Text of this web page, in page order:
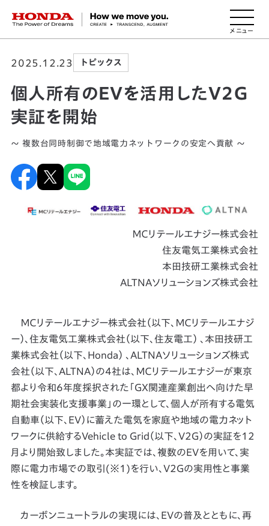
HONDA The Power of Dreams
2025.12.23 トピックス
個人所有のEVを活用したV2G
実証を開始
～ 複数台同時制御で地域電力ネットワークの安定へ貢献 ～
ＭＣリテールエナジー株式会社
住友電気工業株式会社
本田技研工業株式会社
ALTNAソリューションズ株式会社
ＭＣリテールエナジー株式会社（以下、ＭＣリテールエナジ
ー）、住友電気工業株式会社（以下、住友電工） 、本田技研工
業株式会社（以下、Honda） 、ALTNAソリューションズ株式
会社（以下、ALTNA）の4社は、ＭＣリテールエナジーが東京
都より令和6年度採択された「GX関連産業創出へ向けた早
期社会実装化支援事業」の一環として、個人が所有する電気
自動車（以下、EV）に蓄えた電気を家庭や地域の電力ネット
ワークに供給するVehicle to Grid（以下、V2G）の実証を12
月より開始致しました。本実証では、複数のEVを用いて、実
際に電力市場での取引(※1)を行い、V2Gの実用性と事業
性を検証します。
カーボンニュートラルの実現には、EVの普及とともに、再